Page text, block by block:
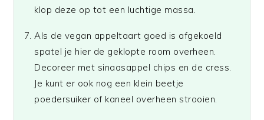
klop deze op tot een luchtige massa.
Als de vegan appeltaart goed is afgekoeld
spatel je hier de geklopte room overheen.
Decoreer met sinaasappel chips en de cress.
Je kunt er ook nog een klein beetje
poedersuiker of kaneel overheen strooien.